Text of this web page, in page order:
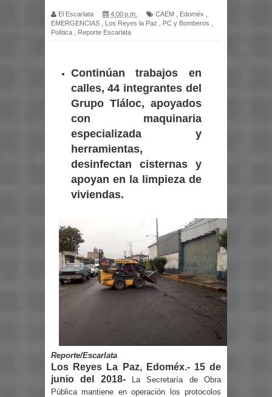
El Escarlata 4:00 p.m. CAEM Edoméx
EMERGENCIAS
Los Reyes la Paz PC y Bomberos
Política
Reporte Escarlata
Continúan trabajos en
calles, 44 integrantes del
Grupo Tláloc, apoyados
con maquinaria
especializada y
herramientas,
desinfectan cisternas y
apoyan en la limpieza de
viviendas.
Reporte/Escarlata
Los Reyes La Paz, Edoméx.- 15 de
junio del 2018-
La Secretaría de Obra
Pública mantiene en operación los protocolos